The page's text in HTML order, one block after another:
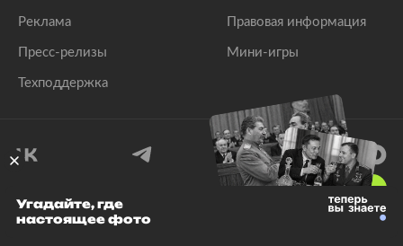
Реклама
Пресс-релизы
Техподдержка
Правовая информация
Мини-игры
© 1999–2026 Все права защищены.
Угадайте, где
настоящее фото